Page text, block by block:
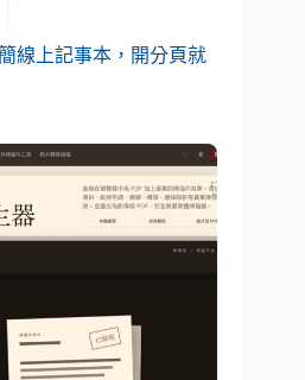
線上記事本，開分頁就